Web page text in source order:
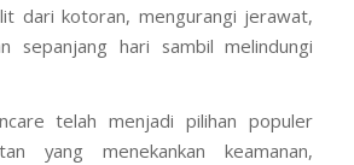
dari kotoran, mengurangi jerawat,
sepanjang hari sambil melindungi
telah menjadi pilihan populer
yang menekankan keamanan,